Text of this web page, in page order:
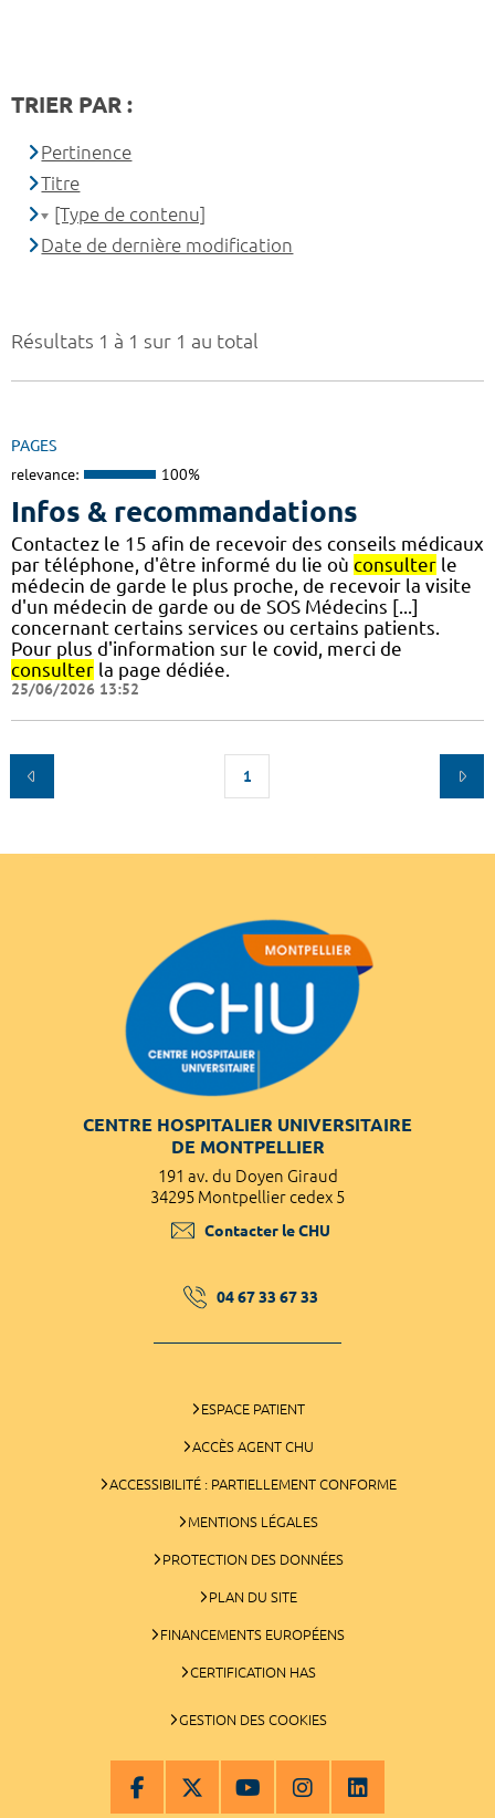
Résultats 1 à 1 sur 1 au total
PAGES
relevance: 100%
Infos & recommandations
Contactez le 15 afin de recevoir des conseils médicaux
par téléphone, d'être informé du lie où consulter le
médecin de garde le plus proche, de recevoir la visite
d'un médecin de garde ou de SOS Médecins [...]
concernant certains services ou certains patients.
Pour plus d'information sur le covid, merci de
consulter la page dédiée.
25/06/2026 13:52
1
TRIER PAR :
Pertinence
Titre
[Type de contenu]
Date de dernière modification
CENTRE HOSPITALIER UNIVERSITAIRE
DE MONTPELLIER
191 av. du Doyen Giraud
34295 Montpellier cedex 5
Contacter le CHU
04 67 33 67 33
ESPACE PATIENT
ACCÈS AGENT CHU
ACCESSIBILITÉ : PARTIELLEMENT CONFORME
MENTIONS LÉGALES
PROTECTION DES DONNÉES
PLAN DU SITE
FINANCEMENTS EUROPÉENS
CERTIFICATION HAS
GESTION DES COOKIES